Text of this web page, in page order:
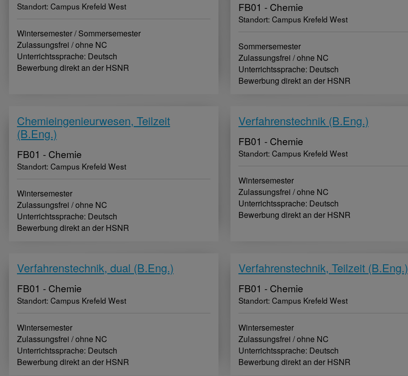
Standort: Campus Krefeld West
Wintersemester / Sommersemester
Zulassungsfrei / ohne NC
Unterrichtssprache: Deutsch
Bewerbung direkt an der HSNR
FB01 - Chemie
Standort: Campus Krefeld West
Sommersemester
Zulassungsfrei / ohne NC
Unterrichtssprache: Deutsch
Bewerbung direkt an der HSNR
Chemieingenieurwesen, Teilzeit
(B.Eng.)
FB01 - Chemie
Standort: Campus Krefeld West
Wintersemester
Zulassungsfrei / ohne NC
Unterrichtssprache: Deutsch
Bewerbung direkt an der HSNR
Verfahrenstechnik (B.Eng.)
FB01 - Chemie
Standort: Campus Krefeld West
Wintersemester
Zulassungsfrei / ohne NC
Unterrichtssprache: Deutsch
Bewerbung direkt an der HSNR
Verfahrenstechnik, dual (B.Eng.)
FB01 - Chemie
Standort: Campus Krefeld West
Wintersemester
Zulassungsfrei / ohne NC
Unterrichtssprache: Deutsch
Bewerbung direkt an der HSNR
Verfahrenstechnik, Teilzeit (B.Eng.)
FB01 - Chemie
Standort: Campus Krefeld West
Wintersemester
Zulassungsfrei / ohne NC
Unterrichtssprache: Deutsch
Bewerbung direkt an der HSNR